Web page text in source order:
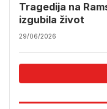
Tragedija na
izgubila život
29/06/2026